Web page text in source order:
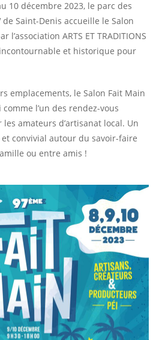
10 décembre 2023, le parc des
de Saint-Denis accueille le Salon
l’association ARTS ET TRADITIONS
et historique pour
emplacements, le Salon Fait Main
comme l’un des rendez-vous
amateurs d’artisanat local. Un
convivial autour du savoir-faire
ou entre amis !